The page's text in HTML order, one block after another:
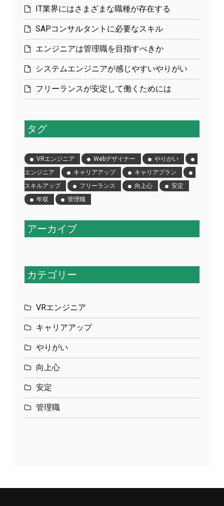
IT業界にはさまざまな職種が存在する
SAPコンサルタントに必要なスキル
エンジニアは管理職を目指すべきか
システムエンジニアが感じやすいやりがい
フリーランスが安定して働くためには
タグ
VRエンジニア Webデザイナー
やりがい
エンジニア
キャリアアップ
キャリアプラン
スキルアップ
フリーランス 向上心
安定
年収
管理職
アーカイブ
カテゴリー
VRエンジニア
キャリアアップ
やりがい
向上心
安定
管理職